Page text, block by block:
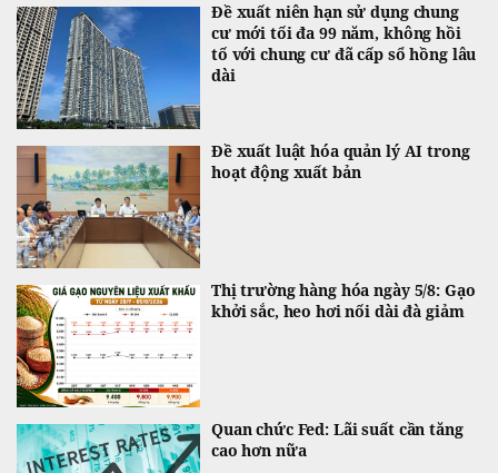
Đề xuất niên hạn sử dụng chung
cư mới tối đa 99 năm, không hồi
tố với chung cư đã cấp sổ hồng lâu
dài
Đề xuất luật hóa quản lý AI trong
hoạt động xuất bản
Thị trường hàng hóa ngày 5/8: Gạo
khởi sắc, heo hơi nối dài đà giảm
Quan chức Fed: Lãi suất cần tăng
cao hơn nữa